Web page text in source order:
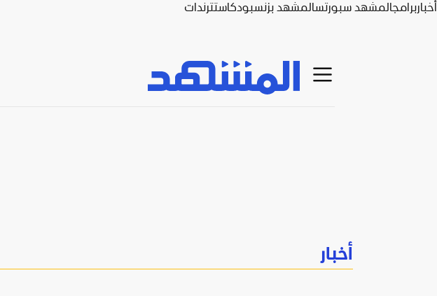
أخباربرامجالمشهد سبورتسالمشهد بزنسبودكاستترندات
أخبار